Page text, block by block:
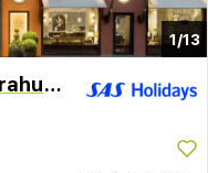
1/13
Solo Sokos Hotel Turun Seurahuone